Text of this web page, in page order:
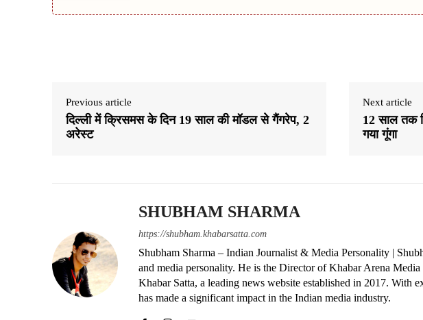
Previous article
दिल्ली में क्र‍िसमस के दिन 19 साल की मॉडल से गैंगरेप, 2
अरेस्ट
Next article
12 साल तक
गया गूंगा
SHUBHAM SHARMA
https://shubham.khabarsatta.com
Shubham Sharma – Indian Journalist & Media Personality |
and media personality. He is the Director of Khabar Arena
Khabar Satta, a leading news website established in 2017. With
has made a significant impact in the Indian media industry.